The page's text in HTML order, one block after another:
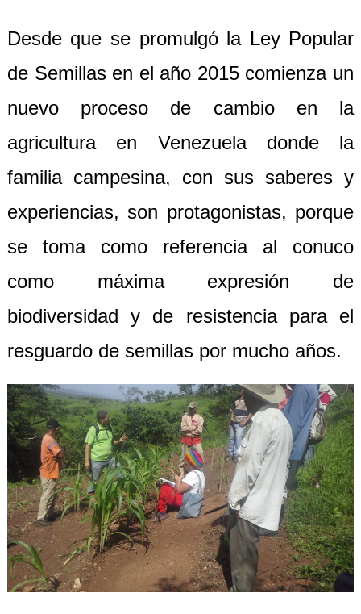
Desde que se promulgó la Ley Popular
de Semillas en el año 2015 comienza un
nuevo proceso de cambio en la
agricultura en Venezuela donde la
familia campesina, con sus saberes y
experiencias, son protagonistas, porque
se toma como referencia al conuco
como máxima expresión de
biodiversidad y de resistencia para el
resguardo de semillas por mucho años.